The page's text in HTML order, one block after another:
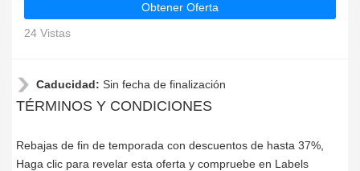
Obtener Oferta
24 Vistas
Caducidad: Sin fecha de finalización
TÉRMINOS Y CONDICIONES
Rebajas de fin de temporada con descuentos de hasta 37%,
Haga clic para revelar esta oferta y compruebe en Labels